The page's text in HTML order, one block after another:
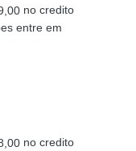
no credito
entre em
no credito